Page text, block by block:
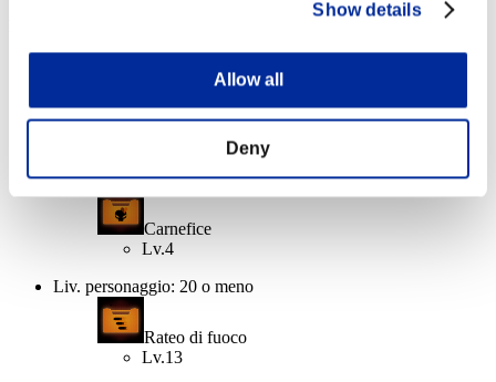
Show details
Allow all
Deny
Liv. personaggio: 40 o meno
Munizioni gelo
Liv. personaggio: 30 o meno
Carnefice
Lv.4
Liv. personaggio: 20 o meno
Rateo di fuoco
Lv.13